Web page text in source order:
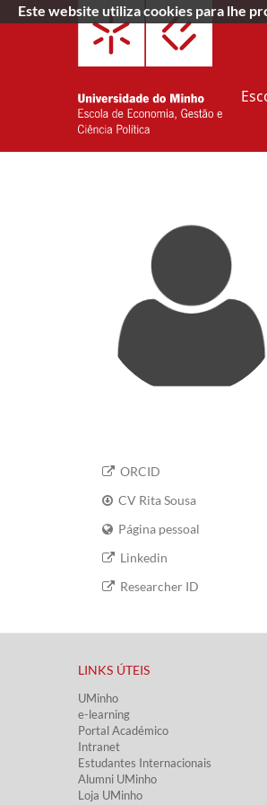
ORCID
CV Rita Sousa
Página pessoal
Linkedin
Researcher ID
LINKS ÚTEIS​
UMinho
e-learning
Portal Académico
Intranet
Estudantes Inter​​nacionais
Alumni UMinho
Loja UMinho
Este website utiliza cookies para lhe